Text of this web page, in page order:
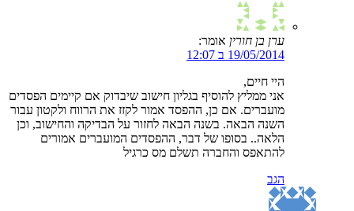
ערן בן חורין אומר:
19/05/2014 ב 12:07
היי חיים,
אני ממליץ להוסיף בגליון חישוב שיבדוק אם קיימים הפסדים
מועברים. אם כן, ההפסד אמור לקזז את הרווח ולקטון עבור
השנה הבאה. בשנה הבאה לחזור על הבדיקה והחישוב, וכן
הלאה.. בסופו של דבר, ההפסדים המועברים אמורים
להתאפס והחברה תשלם מס כרגיל
הגב